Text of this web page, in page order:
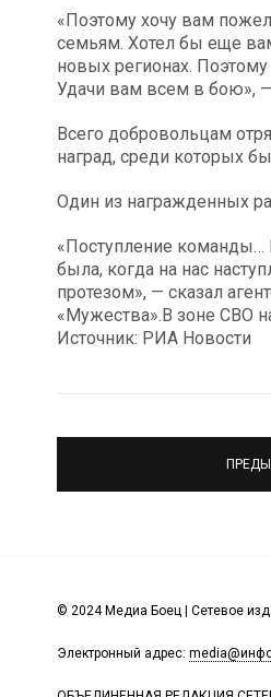
«Поэтому хочу вам
семьям. Хотел бы еще
новых регионах.
Удачи вам всем в бою», —
Всего добровольцам
наград, среди которых
Один из награжденных
«Поступление
была, когда на нас
протезом», — сказал
«Мужества».В зоне СВО
Источник: РИА Новости
© 2024 Медиа Боец | Сетевое
Электронный адрес: